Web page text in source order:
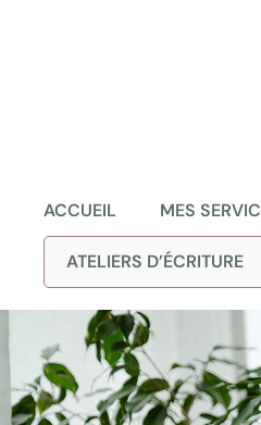
ACCUEIL MES
ATELIERS D’ÉCRITURE